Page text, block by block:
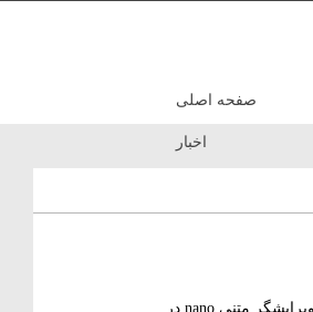
صفحه اصلی
اخبار
نصب و استفاده از ویرایشگر متنی nano در